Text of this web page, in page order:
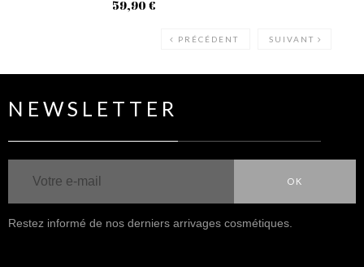
59,90 €
PRÉCÉDENT SUIVANT
NEWSLETTER
OK
Restez informé de nos derniers arrivages cosmétiques.